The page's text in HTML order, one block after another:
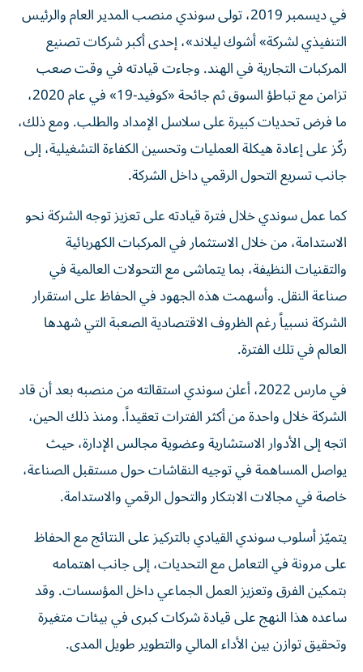
في ديسمبر 2019، تولى سوندي منصب المدير العام والرئيس
التنفيذي لشركة» أشوك ليلاند»، إحدى أكبر شركات تصنيع
المركبات التجارية في الهند. وجاءت قيادته في وقت صعب
تزامن مع تباطؤ السوق ثم جائحة «كوفيد-19» في عام 2020،
ما فرض تحديات كبيرة على سلاسل الإمداد والطلب. ومع ذلك،
ركّز على إعادة هيكلة العمليات وتحسين الكفاءة التشغيلية، إلى
جانب تسريع التحول الرقمي داخل الشركة.
كما عمل سوندي خلال فترة قيادته على تعزيز توجه الشركة نحو
الاستدامة، من خلال الاستثمار في المركبات الكهربائية
والتقنيات النظيفة، بما يتماشى مع التحولات العالمية في
صناعة النقل. وأسهمت هذه الجهود في الحفاظ على استقرار
الشركة نسبياً رغم الظروف الاقتصادية الصعبة التي شهدها
العالم في تلك الفترة.
في مارس 2022، أعلن سوندي استقالته من منصبه بعد أن قاد
الشركة خلال واحدة من أكثر الفترات تعقيداً. ومنذ ذلك الحين،
اتجه إلى الأدوار الاستشارية وعضوية مجالس الإدارة، حيث
يواصل المساهمة في توجيه النقاشات حول مستقبل الصناعة،
خاصة في مجالات الابتكار والتحول الرقمي والاستدامة.
يتميّز أسلوب سوندي القيادي بالتركيز على النتائج مع الحفاظ
على مرونة في التعامل مع التحديات، إلى جانب اهتمامه
بتمكين الفرق وتعزيز العمل الجماعي داخل المؤسسات. وقد
ساعده هذا النهج على قيادة شركات كبرى في بيئات متغيرة
وتحقيق توازن بين الأداء المالي والتطوير طويل المدى.